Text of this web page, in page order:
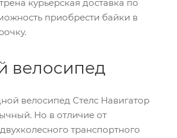
курьерская доставка по
приобрести байки в
велосипед
велосипед Стелс Навигатор
Но в отличие от
транспортного